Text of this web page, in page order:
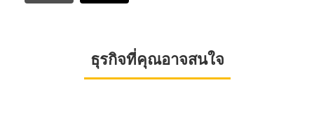
ธุรกิจที่คุณอาจสนใจ